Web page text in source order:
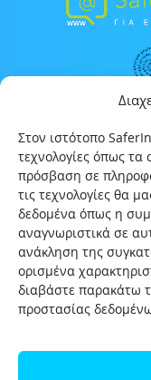
Στον ιστότοπο
τεχνολογίες όπως
πρόσβαση σε
τις τεχνολογίες θα
δεδομένα όπως η
αναγνωριστικά σε
ανάκληση της
ορισμένα
διαβάστε παρακάτω
προστασίας
Πολιτική